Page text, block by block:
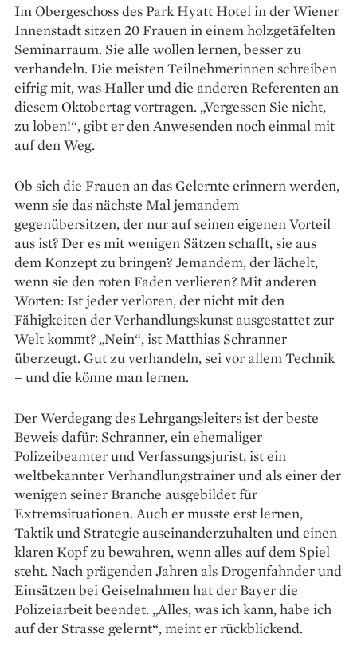
Im Obergeschoss des Park Hyatt Hotel in der Wiener
Innenstadt sitzen 20 Frauen in einem holzgetäfelten
Seminarraum. Sie alle wollen lernen, besser zu
verhandeln. Die meisten Teilnehmerinnen schreiben
eifrig mit, was Haller und die anderen Referenten an
diesem Oktobertag vortragen. „Vergessen Sie nicht,
zu loben!“, gibt er den Anwesenden noch einmal mit
auf den Weg.
Ob sich die Frauen an das Gelernte erinnern werden,
wenn sie das nächste Mal jemandem
gegenübersitzen, der nur auf seinen eigenen Vorteil
aus ist? Der es mit wenigen Sätzen schafft, sie aus
dem Konzept zu bringen? Jemandem, der lächelt,
wenn sie den roten Faden verlieren? Mit anderen
Worten: Ist jeder verloren, der nicht mit den
Fähigkeiten der Verhandlungskunst ausgestattet zur
Welt kommt? „Nein“, ist Matthias Schranner
überzeugt. Gut zu verhandeln, sei vor allem Technik
– und die könne man lernen.
Der Werdegang des Lehrgangsleiters ist der beste
Beweis dafür: Schranner, ein ehemaliger
Polizeibeamter und Verfassungsjurist, ist ein
weltbekannter Verhandlungstrainer und als einer der
wenigen seiner Branche ausgebildet für
Extremsituationen. Auch er musste erst lernen,
Taktik und Strategie auseinanderzuhalten und einen
klaren Kopf zu bewahren, wenn alles auf dem Spiel
steht. Nach prägenden Jahren als Drogenfahnder und
Einsätzen bei Geiselnahmen hat der Bayer die
Polizeiarbeit beendet. „Alles, was ich kann, habe ich
auf der Strasse gelernt“, meint er rückblickend.